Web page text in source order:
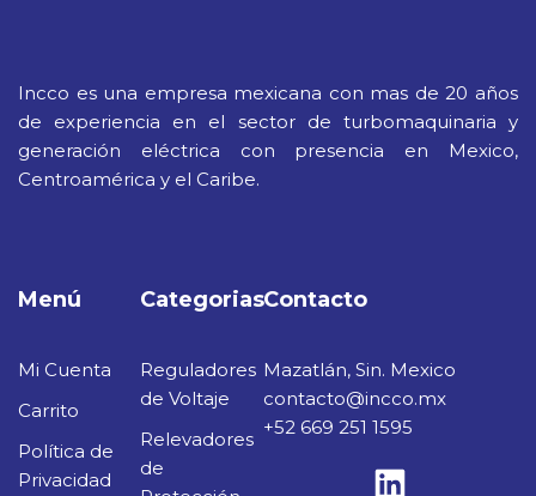
Incco es una empresa mexicana con mas de 20 años
de experiencia en el sector de turbomaquinaria y
generación eléctrica con presencia en Mexico,
Centroamérica y el Caribe.
Menú
Mi Cuenta
Carrito
Política de
Privacidad
Categorias
Reguladores
de Voltaje
Relevadores
de
Contacto
Mazatlán, Sin. Mexico
contacto@incco.mx
+52 669 251 1595